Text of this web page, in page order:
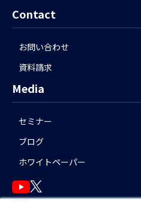
Contact
お問い合わせ
資料請求
Media
セミナー
ブログ
ホワイトペーパー